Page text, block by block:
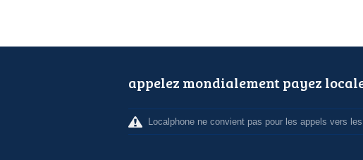
appelez mondialement payez
Localphone ne convient pas pour les appels vers